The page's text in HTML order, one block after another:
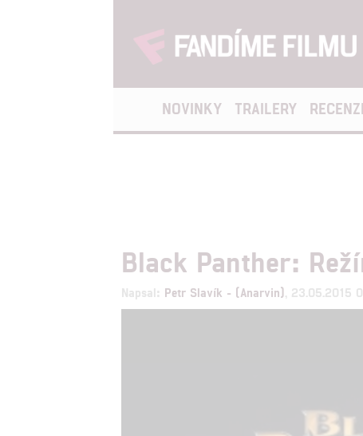
NOVINKY TRAILERY
Black Panther:
Napsal: Petr Slavík - (Anarvin) , 23.05.2015